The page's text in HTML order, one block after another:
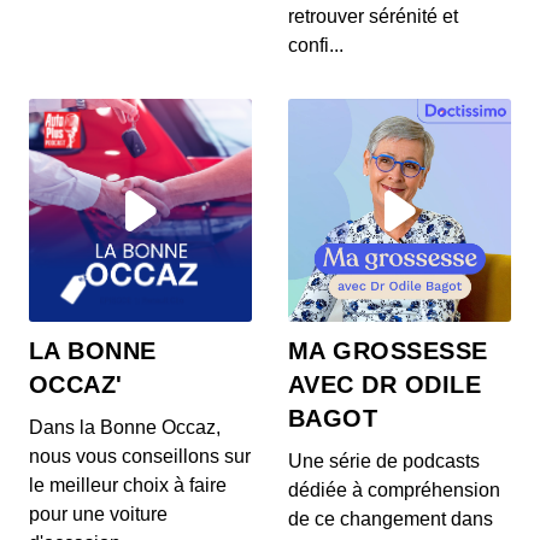
00:03:37 - IL Y A 6 ANS
Les prix de la Mercedes Classe E restylée, la
S12E144: L'actu auto du 23 juillet 2020
00:03:39 - IL Y A 6 ANS
L’Aston Martin Vanquish 25 par Ian Callum entre
en production. Quel est ce modèle ? On v...
S12E143: L'actu auto du 22 juillet 2020
00:03:25 - IL Y A 6 ANS
1400 ch dans un SUV 100% électrique ? C’est la
nouvelle trouvaille de Ford ! On vos prés...
S12E141: L'actu auto du 21 juillet 2020
00:03:26 - IL Y A 6 ANS
Au menu de ce mardi 21 juillet : des Renault Zoe
gratuites pour les habitants d’un villa...
retrouver sérénité et
confi...
LA BONNE
OCCAZ'
Dans la Bonne Occaz,
nous vous conseillons sur
le meilleur choix à faire
pour une voiture
MA GROSSESSE
AVEC DR ODILE
BAGOT
Une série de podcasts
dédiée à compréhension
de ce changement dans